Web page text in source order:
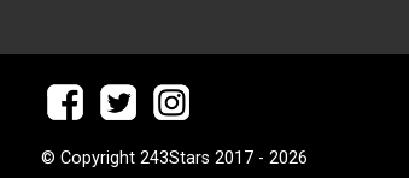
© Copyright 243Stars 2017 - 2026